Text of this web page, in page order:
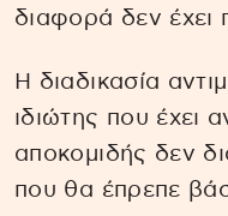
διαφορά δεν έχει
Η διαδικασία
ιδιώτης που έχει
αποκομιδής δεν
που θα έπρεπε